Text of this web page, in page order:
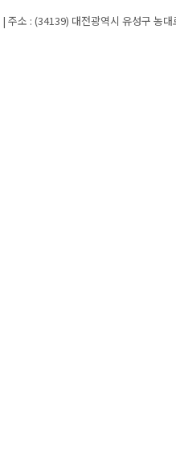
| 주소 : (34139) 대전광역시 유성구 농